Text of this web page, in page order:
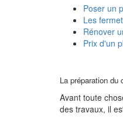
Poser un
Les
Rénover
Prix d'un
La préparation du
Avant toute
des travaux, il